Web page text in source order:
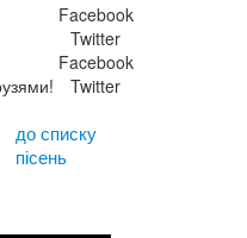
Facebook
Twitter
Facebook
Twitter
до списку
пісень